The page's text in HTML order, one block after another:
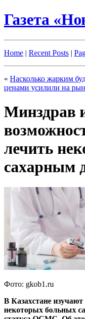
Газета
Home | Recent Posts |
« Насколько жарким
ценами усилили на
Минздрав
лечить
сахарным
Фото: gkob1.ru
В Казахстане
некоторых больных